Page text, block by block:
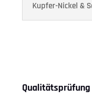
Kupfer-Nickel &